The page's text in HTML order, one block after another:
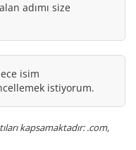
adımı size
isim
istiyorum.
kapsamaktadır: .com,